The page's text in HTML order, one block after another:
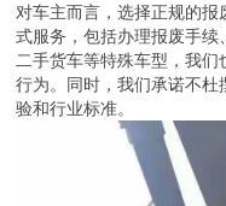
对车主而言，选择正规的
式服务，包括办理报废手续
二手货车等特殊车型，我
行为。同时，我们承诺不
验和行业标准。